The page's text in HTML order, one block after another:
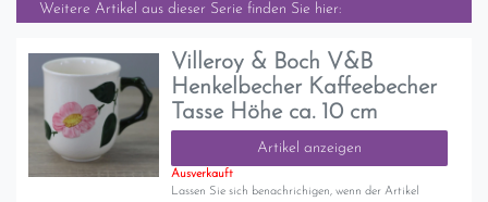
Weitere Artikel aus dieser Serie finden Sie hier:
Villeroy & Boch V&B
Henkelbecher Kaffeebecher
Tasse Höhe ca. 10 cm
Artikel anzeigen
Ausverkauft
Lassen Sie sich benachrichigen, wenn der Artikel